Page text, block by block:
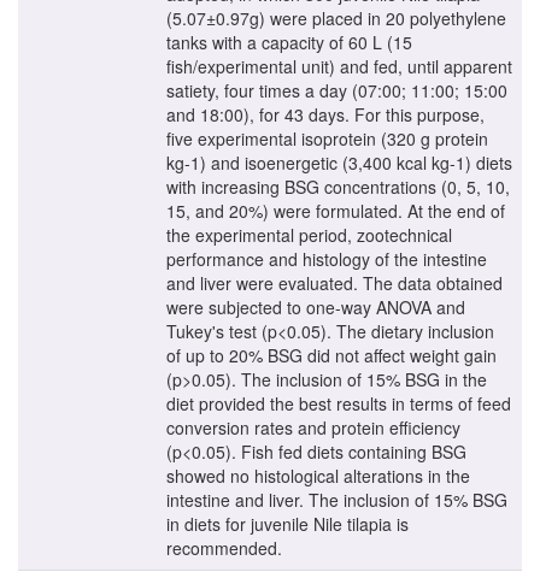
(5.07±0.97g) were placed in 20 polyethylene
tanks with a capacity of 60 L (15
fish/experimental unit) and fed, until apparent
satiety, four times a day (07:00; 11:00; 15:00
and 18:00), for 43 days. For this purpose,
five experimental isoprotein (320 g protein
kg-1) and isoenergetic (3,400 kcal kg-1) diets
with increasing BSG concentrations (0, 5, 10,
15, and 20%) were formulated. At the end of
the experimental period, zootechnical
performance and histology of the intestine
and liver were evaluated. The data obtained
were subjected to one-way ANOVA and
Tukey's test (p<0.05). The dietary inclusion
of up to 20% BSG did not affect weight gain
(p>0.05). The inclusion of 15% BSG in the
diet provided the best results in terms of feed
conversion rates and protein efficiency
(p<0.05). Fish fed diets containing BSG
showed no histological alterations in the
intestine and liver. The inclusion of 15% BSG
in diets for juvenile Nile tilapia is
recommended.